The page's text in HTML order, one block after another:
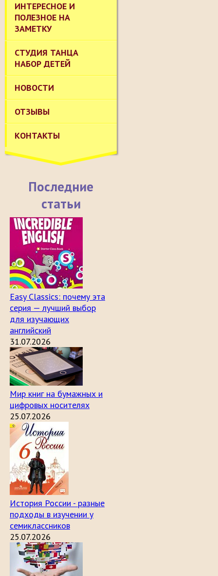
ИНТЕРЕСНОЕ И
ПОЛЕЗНОЕ НА
ЗАМЕТКУ
СТУДИЯ ТАНЦА
НАБОР ДЕТЕЙ
НОВОСТИ
ОТЗЫВЫ
КОНТАКТЫ
Последние
статьи
Easy Classics: почему эта
серия — лучший выбор
для изучающих
английский
31.07.2026
Мир книг на бумажных и
цифровых носителях
25.07.2026
История России - разные
подходы в изучении у
семиклассников
25.07.2026